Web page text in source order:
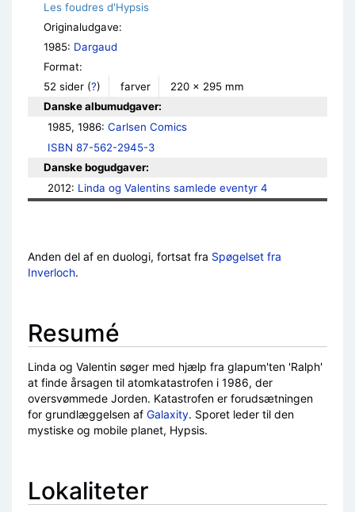
Les foudres d'Hypsis
Originaludgave:
1985: Dargaud
Format:
52 sider (?) farver
220 × 295 mm
Danske albumudgaver:
1985, 1986: Carlsen Comics
ISBN 87-562-2945-3
Danske bogudgaver:
2012: Linda og Valentins samlede eventyr 4
Anden del af en duologi, fortsat fra Spøgelset fra
Inverloch.
Resumé
Linda og Valentin søger med hjælp fra glapum'ten 'Ralph'
at finde årsagen til atomkatastrofen i 1986, der
oversvømmede Jorden. Katastrofen er forudsætningen
for grundlæggelsen af Galaxity. Sporet leder til den
mystiske og mobile planet, Hypsis.
Lokaliteter